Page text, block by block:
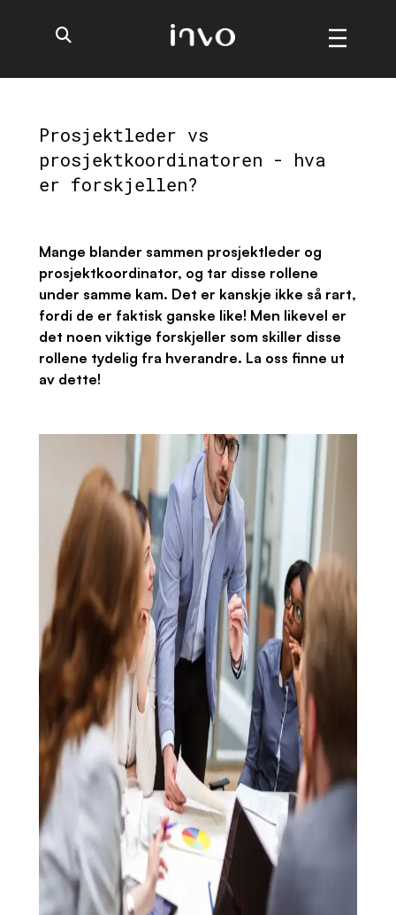
Prosjektleder vs
prosjektkoordinatoren - hva
er forskjellen?
Mange blander sammen prosjektleder og
prosjektkoordinator, og tar disse rollene
under samme kam. Det er kanskje ikke så rart,
fordi de er faktisk ganske like! Men likevel er
det noen viktige forskjeller som skiller disse
rollene tydelig fra hverandre. La oss finne ut
av dette!